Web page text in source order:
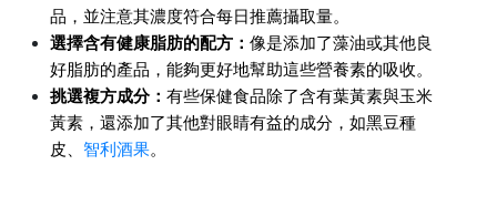
品，並注意其濃度符合每日推薦攝取量。
選擇含有健康脂肪的配方： 像是添加了藻油或其他良
好脂肪的產品，能夠更好地幫助這些營養素的吸收。
挑選複方成分： 有些保健食品除了含有葉黃素與玉米
黃素，還添加了其他對眼睛有益的成分，如黑豆種
皮、 智利酒果。